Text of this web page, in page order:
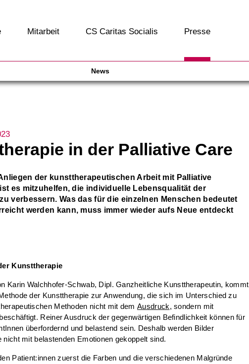
Mitarbeit CS Caritas Socialis Presse
News
in der Palliative Care
der kunsttherapeutischen Arbeit mit Palliative
es mitzuhelfen, die individuelle Lebensqualität der
verbessern. Was das für die einzelnen Menschen bedeutet
werden kann, muss immer wieder aufs Neue entdeckt
Kunsttherapie
Karin Walchhofer-Schwab, Dipl. Ganzheitliche Kunsttherapeutin, kommt
der Kunsttherapie zur Anwendung, die sich im Unterschied zu
Methoden nicht mit dem Ausdruck, sondern mit
beschäftigt. Reiner Ausdruck der gegenwärtigen Befindlichkeit können für
überfordernd und belastend sein. Deshalb werden Bilder
nicht mit belastenden Emotionen gekoppelt sind.
Patient:innen zuerst die Farben und die verschiedenen Malgründe